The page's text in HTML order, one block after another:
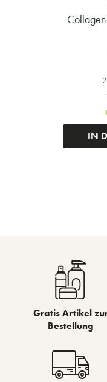
IN
Gratis Artikel
Bestellung